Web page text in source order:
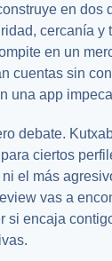
en dos
cercanía y
en un
cuentas sin
una app
debate.
ciertos
el más
vas a
si encaja